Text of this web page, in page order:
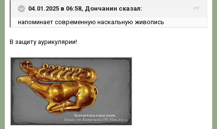
04.01.2025 в 06:58, Дончанин сказал:
напоминает современную наскальную живопись
В защиту аурикулярии!